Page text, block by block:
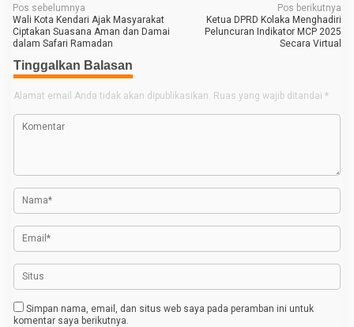
N
a
v
i
g
a
p
o
s
Pos sebelumnya
Wali Kota Kendari Ajak Masyarakat
Ciptakan Suasana Aman dan Damai
dalam Safari Ramadan
Pos berikutnya
Ketua DPRD Kolaka Menghadiri
Peluncuran Indikator MCP 2025
Secara Virtual
Tinggalkan Balasan
Alamat email Anda tidak akan dipublikasikan. Ruas yang wajib ditandai *
Simpan nama, email, dan situs web saya pada peramban ini untuk
komentar saya berikutnya.